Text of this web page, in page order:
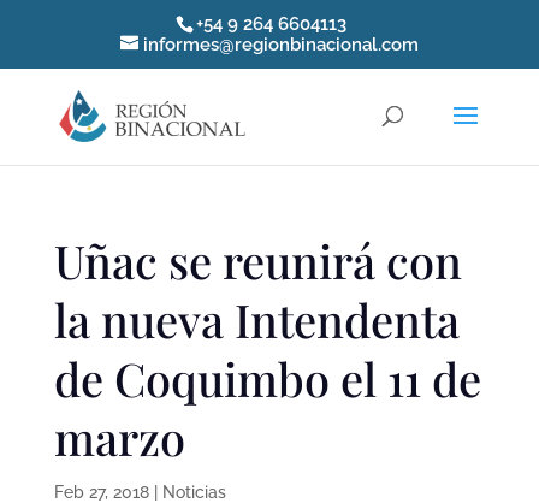
+54 9 264 6604113
informes@regionbinacional.com
Uñac se reunirá con
la nueva Intendenta
de Coquimbo el 11 de
marzo
Feb 27, 2018| Noticias